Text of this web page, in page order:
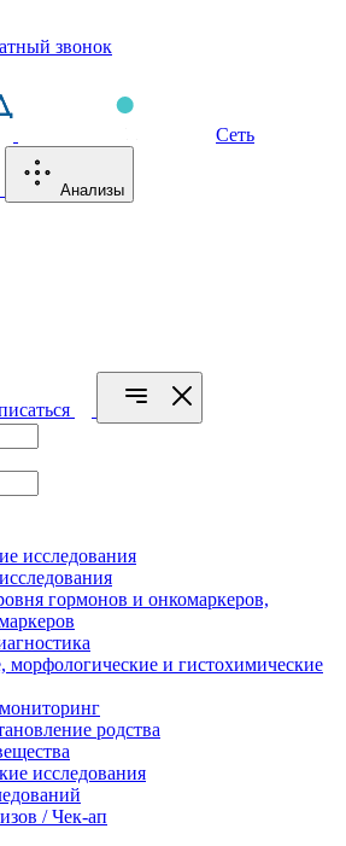
звонок
Сеть
Анализы
исследования
гормонов и онкомаркеров,
морфологические и гистохимические
родства
исследования
/ Чек-ап